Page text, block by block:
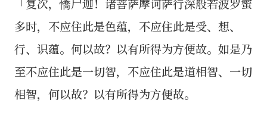
多时，不应住此是色蕴，不应住此是受、想、
行、识蕴。何以故？以有所得为方便故。如是乃
至不应住此是一切智，不应住此是道相智、一切
相智，何以故？以有所得为方便故。